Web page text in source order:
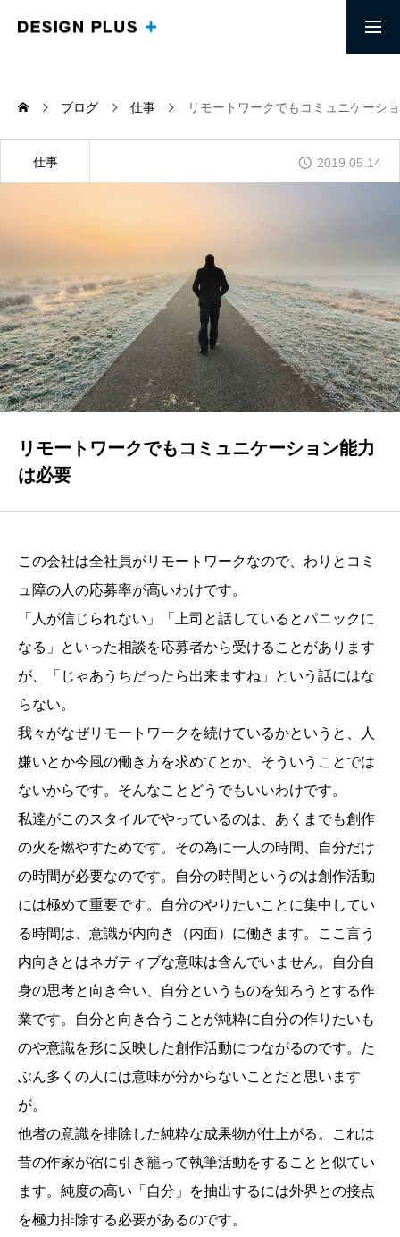
頭で思い描くイメージを実現する
COMPANY
「端を楽にする」生き方ができる会社
BLOG
デザインプラス社長の考えを知る
採用サイトからのお知らせ
ブログ 仕事 リモートワークでもコミュニケーシ
仕事 2019.05.14
リモートワークでもコミュニケーション能力
は必要
この会社は全社員がリモートワークなので、わりとコミ
ュ障の人の応募率が高いわけです。
「人が信じられない」「上司と話しているとパニックに
なる」といった相談を応募者から受けることがあります
が、「じゃあうちだったら出来ますね」という話にはな
らない。
我々がなぜリモートワークを続けているかというと、人
嫌いとか今風の働き方を求めてとか、そういうことでは
ないからです。そんなことどうでもいいわけです。
私達がこのスタイルでやっているのは、あくまでも創作
の火を燃やすためです。その為に一人の時間、自分だけ
の時間が必要なのです。自分の時間というのは創作活動
には極めて重要です。自分のやりたいことに集中してい
る時間は、意識が内向き（内面）に働きます。ここ言う
内向きとはネガティブな意味は含んでいません。自分自
身の思考と向き合い、自分というものを知ろうとする作
業です。自分と向き合うことが純粋に自分の作りたいも
のや意識を形に反映した創作活動につながるのです。た
ぶん多くの人には意味が分からないことだと思います
が。
他者の意識を排除した純粋な成果物が仕上がる。これは
昔の作家が宿に引き籠って執筆活動をすることと似てい
ます。純度の高い「自分」を抽出するには外界との接点
を極力排除する必要があるのです。